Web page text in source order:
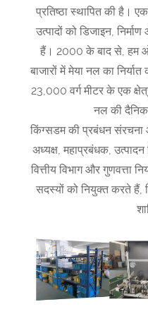
प्रतिष्ठा स्थापित की है।
उत्पादों को डिजाइन,
हैं। 2000 के बाद से, हम
बाजारों में मेया नल का
23,000 वर्ग मीटर के एक
नल की दैनिक
किंग्सडम की प्रबंधन संरचना
अध्यक्ष, महाप्रबंधक, उत्पादन
वित्तीय विभाग और गुणवत्ता
सदस्यों को नियुक्त करते हैं,